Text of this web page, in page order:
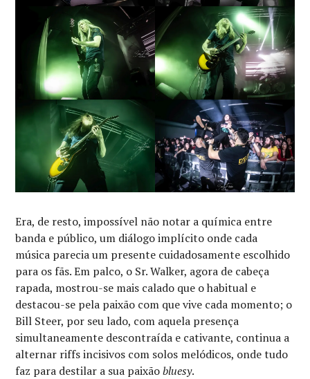
Era, de resto, impossível não notar a química entre
banda e público, um diálogo implícito onde cada
música parecia um presente cuidadosamente escolhido
para os fãs. Em palco, o Sr. Walker, agora de cabeça
rapada, mostrou-se mais calado que o habitual e
destacou-se pela paixão com que vive cada momento; o
Bill Steer, por seu lado, com aquela presença
simultaneamente descontraída e cativante, continua a
alternar riffs incisivos com solos melódicos, onde tudo
faz para destilar a sua paixãobluesy.